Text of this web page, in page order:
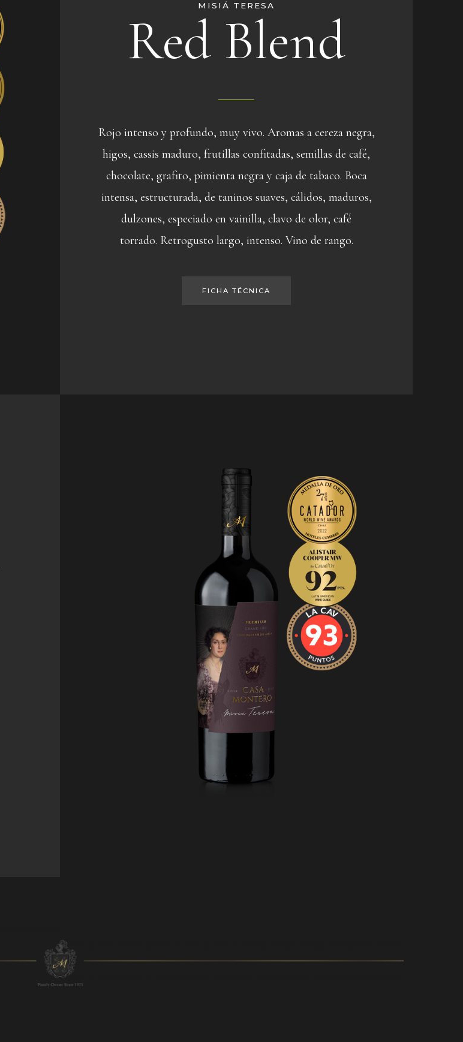
MISIÁ TERESA
Red Blend
Rojo intenso y profundo, muy vivo. Aromas a cereza negra,
higos, cassis maduro, frutillas confitadas, semillas de café,
chocolate, grafito, pimienta negra y caja de tabaco. Boca
intensa, estructurada, de taninos suaves, cálidos, maduros,
dulzones, especiado en vainilla, clavo de olor, café
torrado. Retrogusto largo, intenso. Vino de rango.
FICHA TÉCNICA